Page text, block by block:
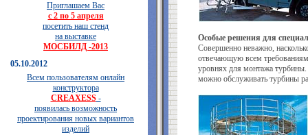
Приглашаем Вас
с 2 по 5 апреля
посетить наш стенд
на выставке
МОСБИЛД -2013
05.10.2012
Всем пользователям онлайн
конструктора
CREAXESS-
появилась возможность
проектирования новых вариантов
изделий
Особые решения для
Совершенно неважно,
отвечающую всем
уровнях для монтажа
можно обслуживать турбины